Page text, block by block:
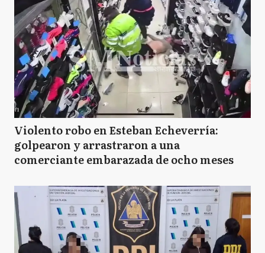
Violento robo en Esteban Echeverría:
golpearon y arrastraron a una
comerciante embarazada de ocho meses